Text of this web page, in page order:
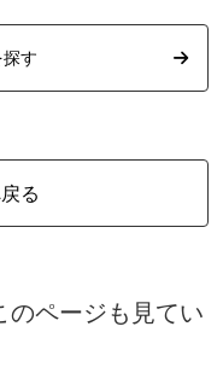
す
る
のページも見てい